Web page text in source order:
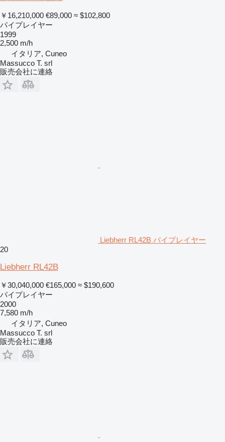
￥16,210,000 €89,000 ≈ $102,800
パイプレイヤー
1999
2,500 m/h
イタリア, Cuneo
Massucco T. srl
販売会社に連絡
Liebherr RL42B パイプレイヤー
20
Liebherr RL42B
￥30,040,000 €165,000 ≈ $190,600
パイプレイヤー
2000
7,580 m/h
イタリア, Cuneo
Massucco T. srl
販売会社に連絡